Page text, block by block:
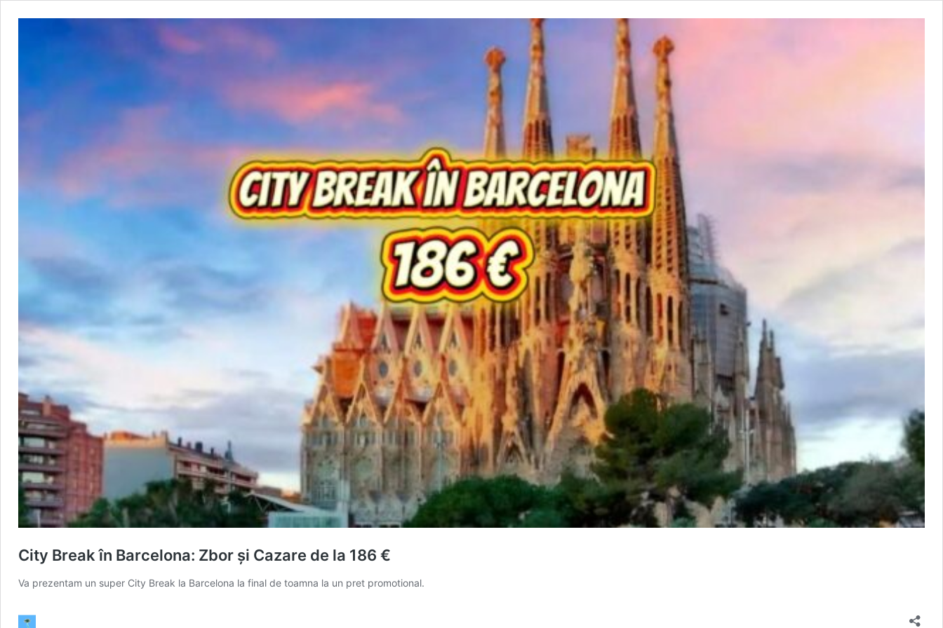
City Break în Barcelona: Zbor și Cazare de la 186 €
Va prezentam un super City Break la Barcelona la final de toamna la un pret promotional.